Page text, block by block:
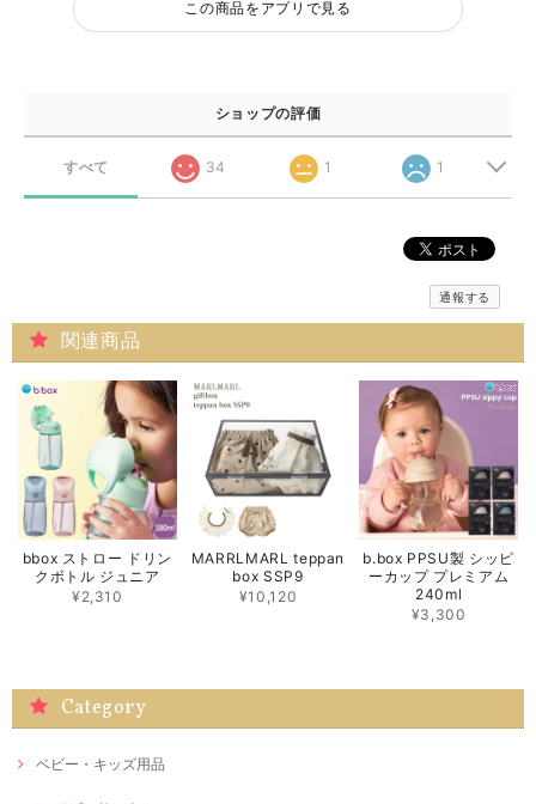
この商品をアプリで見る
ショップの評価
すべて 34 1 1
通報する
関連商品
bbox ストロー ドリン
クボトル ジュニア
¥2,310
MARRLMARL teppan
box SSP9
¥10,120
b.box PPSU製 シッピ
ーカップ プレミアム
240ml
¥3,300
Category
ベビー・キッズ用品